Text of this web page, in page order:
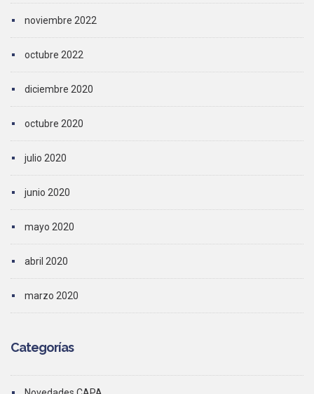
noviembre 2022
octubre 2022
diciembre 2020
octubre 2020
julio 2020
junio 2020
mayo 2020
abril 2020
marzo 2020
Categorías